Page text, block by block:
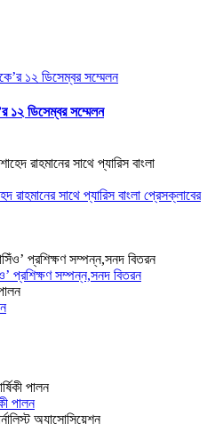
১২ ডিসেম্বর সম্মেলন
রাহমানের সাথে প্যারিস বাংলা প্রেসক্লাবের
প্রশিক্ষণ সম্পন্ন,সনদ বিতরন
পালন